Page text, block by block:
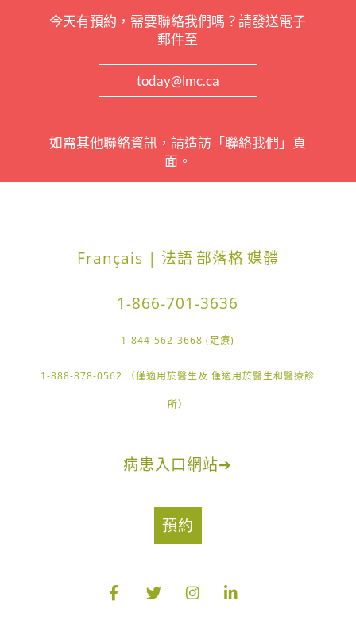
今天有預約，需要聯絡我們嗎？請發送電子
郵件至
today@lmc.ca
如需其他聯絡資訊，請造訪「聯絡我們」頁
面。
Français | 法語 部落格媒體
1-866-701-3636
1-844-562-3668 (足療)
1-888-878-0562 （僅適用於醫生及 僅適用於醫生和醫療診
所）
病患入口網站➔
預約